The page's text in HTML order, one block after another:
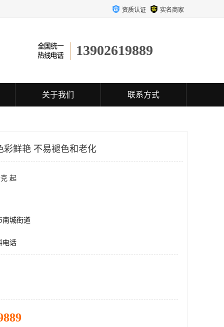
资质认证 实名商家
13902619889
关于我们 联系方式
彩鲜艳 不易褪色和老化
起
南城街道
电话